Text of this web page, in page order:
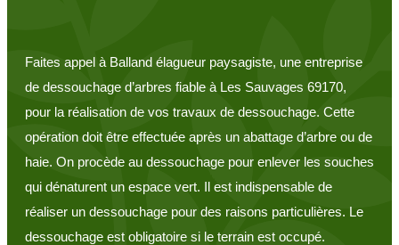
Faites appel à Balland élagueur paysagiste, une entreprise
de dessouchage d’arbres fiable à Les Sauvages 69170,
pour la réalisation de vos travaux de dessouchage. Cette
opération doit être effectuée après un abattage d’arbre ou de
haie. On procède au dessouchage pour enlever les souches
qui dénaturent un espace vert. Il est indispensable de
réaliser un dessouchage pour des raisons particulières. Le
dessouchage est obligatoire si le terrain est occupé.